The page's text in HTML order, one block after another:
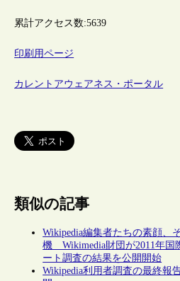
累計アクセス数:5639
印刷用ページ
カレントアウェアネス・ポータル
類似の記事
Wikipedia編集者たちの素顔、
機 Wikimedia財団が2011年国
ート調査の結果を公開開始
Wikipedia利用者調査の最終報